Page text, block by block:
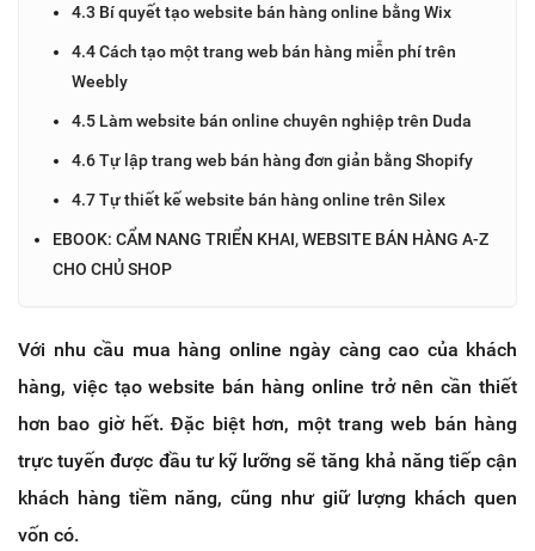
4.3 Bí quyết tạo website bán hàng online bằng Wix
4.4 Cách tạo một trang web bán hàng miễn phí trên
Weebly
4.5 Làm website bán online chuyên nghiệp trên Duda
4.6 Tự lập trang web bán hàng đơn giản bằng Shopify
4.7 Tự thiết kế website bán hàng online trên Silex
EBOOK: CẨM NANG TRIỂN KHAI, WEBSITE BÁN HÀNG A-Z
CHO CHỦ SHOP
Với nhu cầu mua hàng online ngày càng cao của khách
hàng, việc tạo website bán hàng online trở nên cần thiết
hơn bao giờ hết. Đặc biệt hơn, một trang web bán hàng
trực tuyến được đầu tư kỹ lưỡng sẽ tăng khả năng tiếp cận
khách hàng tiềm năng, cũng như giữ lượng khách quen
vốn có.